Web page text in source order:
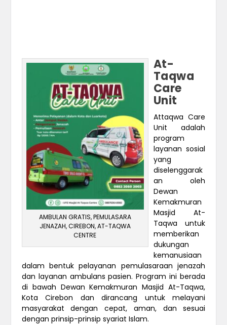
AMBULAN GRATIS, PEMULASARA
JENAZAH, CIREBON, AT-TAQWA
CENTRE
At-
Taqwa
Care
Unit
Attaqwa Care
Unit adalah
program
layanan sosial
yang
diselenggarak
an oleh
Dewan
Kemakmuran
Masjid At-
Taqwa untuk
memberikan
dukungan
kemanusiaan
dalam bentuk pelayanan pemulasaraan jenazah
dan layanan ambulans pasien. Program ini berada
di bawah Dewan Kemakmuran Masjid At-Taqwa,
Kota Cirebon dan dirancang untuk melayani
masyarakat dengan cepat, aman, dan sesuai
dengan prinsip-prinsip syariat Islam.